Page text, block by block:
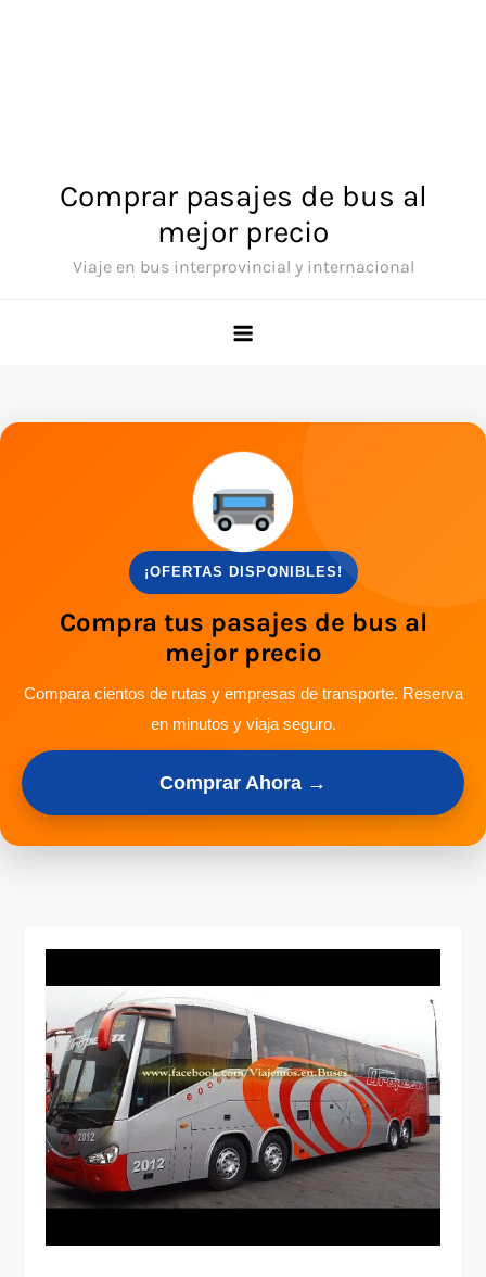
Comprar pasajes de bus al
mejor precio
Viaje en bus interprovincial y internacional
¡OFERTAS DISPONIBLES!
Compra tus pasajes de bus al
mejor precio
Compara cientos de rutas y empresas de transporte. Reserva
en minutos y viaja seguro.
Comprar Ahora →